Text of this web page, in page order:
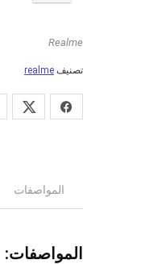
Realme
تصنيف realme
المواصفات
المواصفات: